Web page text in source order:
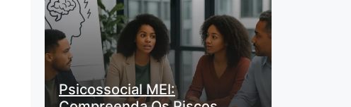
Psicossocial MEI: